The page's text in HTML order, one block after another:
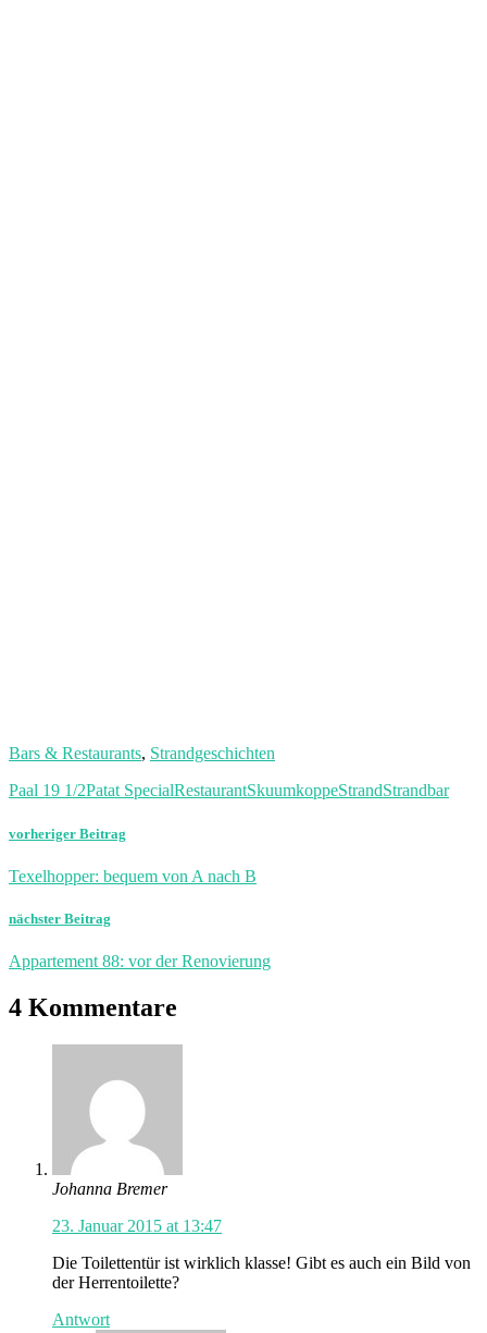
Bars & Restaurants, Strandgeschichten
Paal 19 1/2Patat SpecialRestaurantSkuumkoppeStrandStrandbar
vorheriger Beitrag
Texelhopper: bequem von A nach B
nächster Beitrag
Appartement 88: vor der Renovierung
4 Kommentare
Johanna Bremer
23. Januar 2015 at 13:47
Die Toilettentür ist wirklich klasse! Gibt es auch ein Bild von
der Herrentoilette?
Antwort